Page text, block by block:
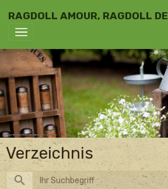
RAGDOLL AMOUR, RAGDOLL
Verzeichnis